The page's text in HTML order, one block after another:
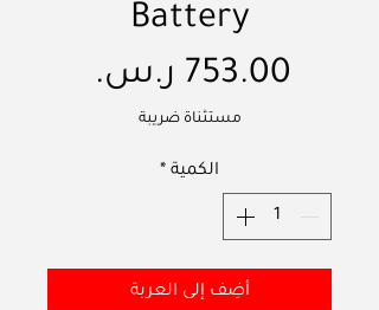
Battery
مستثناة ضريبة
الكمية *
أضِف إلى العربة